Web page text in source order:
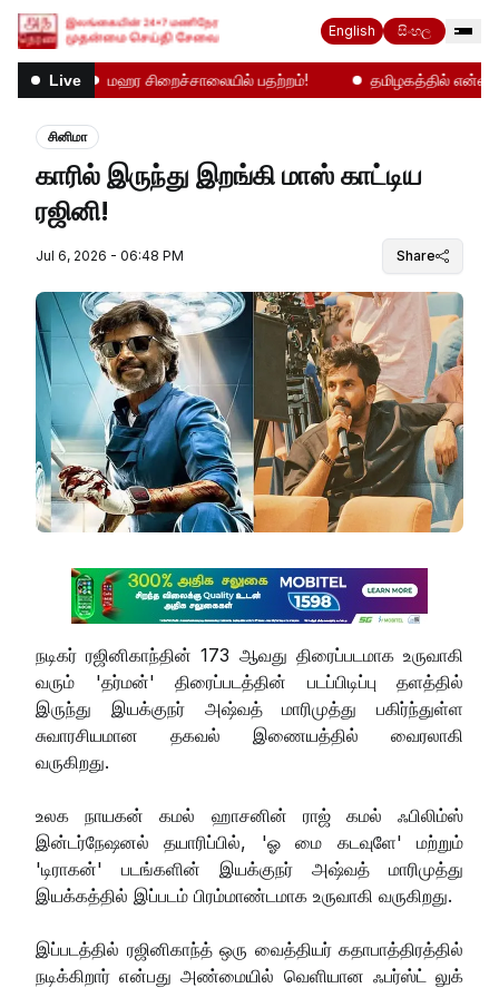
English සිංහල
Live மஹர சிறைச்சாலையில் பதற்றம்! தமிழகத்தில் என்ன
சினிமா
காரில் இருந்து இறங்கி மாஸ் காட்டிய
ரஜினி!
Jul 6, 2026 - 06:48 PM Share
நடிகர் ரஜினிகாந்தின் 173 ஆவது திரைப்படமாக உருவாகி
வரும் 'தர்மன்' திரைப்படத்தின் படப்பிடிப்பு தளத்தில்
இருந்து இயக்குநர் அஷ்வத் மாரிமுத்து பகிர்ந்துள்ள
சுவாரசியமான தகவல் இணையத்தில் வைரலாகி
வருகிறது.
உலக நாயகன் கமல் ஹாசனின் ராஜ் கமல் ஃபிலிம்ஸ்
இன்டர்நேஷனல் தயாரிப்பில், 'ஓ மை கடவுளே' மற்றும்
'டிராகன்' படங்களின் இயக்குநர் அஷ்வத் மாரிமுத்து
இயக்கத்தில் இப்படம் பிரம்மாண்டமாக உருவாகி வருகிறது.
இப்படத்தில் ரஜினிகாந்த் ஒரு வைத்தியர் கதாபாத்திரத்தில்
நடிக்கிறார் என்பது அண்மையில் வெளியான ஃபர்ஸ்ட் லுக்